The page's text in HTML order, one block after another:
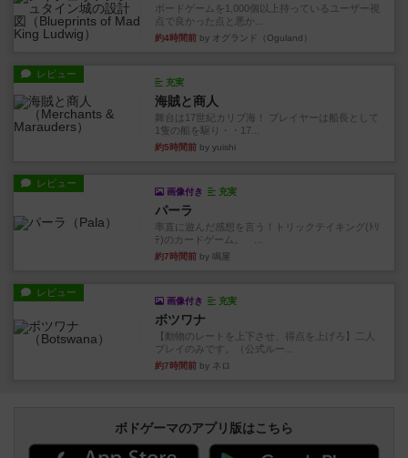
ボードゲームを1,000個以上持っているユーザー視
点で良かった点と悪か...
約4時間前 by オグランド（Oguland）
レビュー
充実
海賊と商人
舞台は17世紀カリブ海！ プレイヤーは船長として
1隻の船を駆り・・17...
約5時間前 by yuishi
レビュー
画像付き 充実
パーラ
率直に遊んだ感想を言う！トリックテイキング(ﾄﾘ
ﾃ)のカードゲーム。 ...
約7時間前 by 鳴屋
レビュー
画像付き 充実
ボツワナ
【動物のレートを上下させ、得点を上げろ】二人
プレイのみです。（公式ルー...
約7時間前 by ネロ
ボドゲーマのアプリ版はこちら